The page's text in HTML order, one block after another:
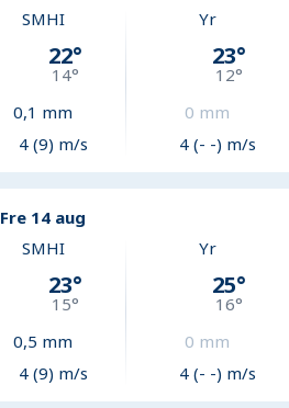
SMHI
22°
14°
0,1 mm
4 (9) m/s
Yr
23°
12°
0 mm
4 (- -) m/s
Fre 14 aug
SMHI
23°
15°
0,5 mm
4 (9) m/s
Yr
25°
16°
0 mm
4 (- -) m/s